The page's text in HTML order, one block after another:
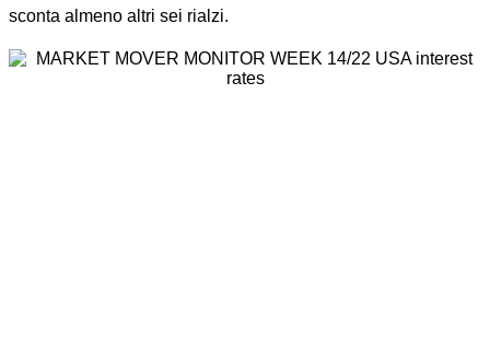
sconta almeno altri sei rialzi.